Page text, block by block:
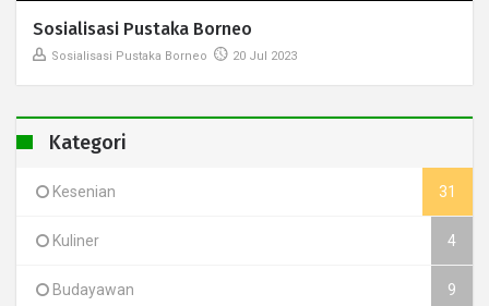
Sosialisasi Pustaka Borneo
Sosialisasi Pustaka Borneo 20 Jul 2023
Kategori
Kesenian 31
Kuliner 4
Budayawan 9